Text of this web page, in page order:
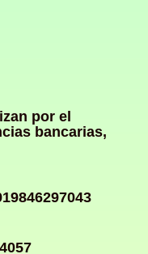
por el
bancarias,